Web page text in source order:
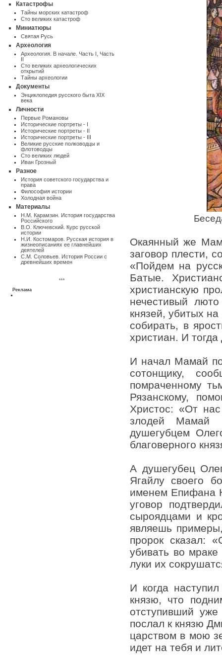
Катастрофы
Тайны морских катастроф
Сто великих катастроф
Миниатюры
Святая Русь
Археология
Археология. В начале. Часть I Часть
II
Сто великих археологических
открытий
Тайны археологии
Документы
Энциклопедия русского быта XIX
века
Личности
Первые Романовы
Исторические портреты - I
Исторические портреты - II
Исторические портреты - III
Великие русские полководцы и
флотоводцы
Сто великих людей
Иван Грозный
Разное
Истоpия советского государства и
пpава
Философия истории
Холодная война
Материалы
Н.М. Карамзин. История государства
Российского
В.О. Ключевский. Курс русской
истории
Н.И. Костомаров. Русская история в
жизнеописаниях ее главнейших
деятелей
С.М. Соловьев. История России с
древнейших времен
***
Реклама
Окаянный же
заговор плести,
«Пойдем на
Батые.
христианскую
нечестивый
князей, убитых
собирать, в
христиан. И
И начал Мамай
сотонщику,
помраченному
Рязанскому,
Христос: «От
злодей Мамай
душегубцем
благоверного
А душегубец
Ягайлу своего
именем Епифана
уговор
сыроядцами и
являешь
пророк сказал:
убивать во
луки их
И когда
князю, что
отступивший
послал к князю
царством в мою
идет на тебя и